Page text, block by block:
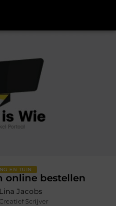
EN TUIN
online bestellen
Lina Jacobs
Creatief Scrijver